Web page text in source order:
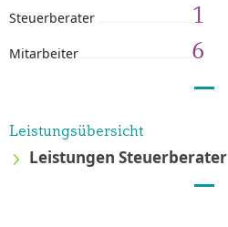
Steuerberater 1
Mitarbeiter 6
Leistungsübersicht
Leistungen Steuerberater